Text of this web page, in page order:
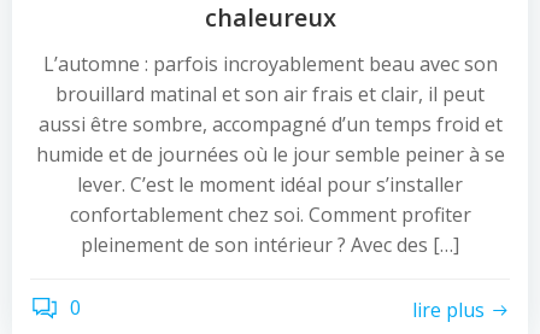
chaleureux
L’automne : parfois incroyablement beau avec son
brouillard matinal et son air frais et clair, il peut
aussi être sombre, accompagné d’un temps froid et
humide et de journées où le jour semble peiner à se
lever. C’est le moment idéal pour s’installer
confortablement chez soi. Comment profiter
pleinement de son intérieur ? Avec des […]
0 lire plus